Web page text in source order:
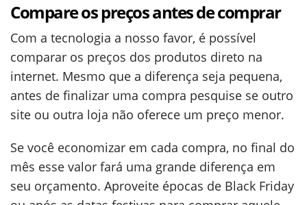
Compare os preços antes de comprar
Com a tecnologia a nosso favor, é possível
comparar os preços dos produtos direto na
internet. Mesmo que a diferença seja pequena,
antes de finalizar uma compra pesquise se outro
site ou outra loja não oferece um preço menor.
Se você economizar em cada compra, no final do
mês esse valor fará uma grande diferença em
seu orçamento. Aproveite épocas de Black Friday